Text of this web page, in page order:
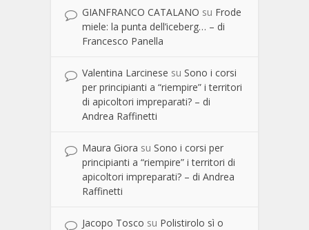
GIANFRANCO CATALANO su Frode
miele: la punta dell’iceberg… – di
Francesco Panella
Valentina Larcinese su Sono i corsi
per principianti a “riempire” i territori
di apicoltori impreparati? – di
Andrea Raffinetti
Maura Giora su Sono i corsi per
principianti a “riempire” i territori di
apicoltori impreparati? – di Andrea
Raffinetti
Jacopo Tosco su Polistirolo sì o